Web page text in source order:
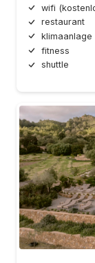
wifi
restaurant
klimaanlage
fitness
shuttle